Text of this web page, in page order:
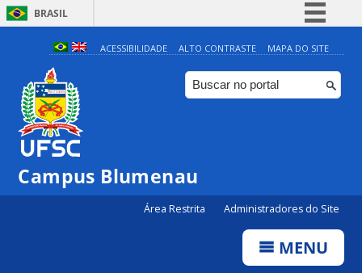
BRASIL
Simplifique!
Comunica BR
Participe
ACESSIBILIDADE ALTO CONTRASTE MAPA DO SITE
Campus Blumenau
Área Restrita Administradores do Site
MENU